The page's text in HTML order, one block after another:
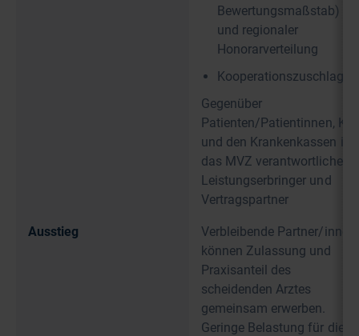
Bewertungsmaßstab)
und regionaler
Honorarverteilung
Kooperationszuschlag
Gegenüber
Patienten/Patientinnen, KV
und den Krankenkassen ist
das MVZ verantwortlicher
Leistungserbringer und
Vertragspartner
Ausstieg
Verbleibende Partner/innen
können Zulassung und
Praxisanteil des
scheidenden Arztes
gemeinsam erwerben.
Geringe Belastung für die